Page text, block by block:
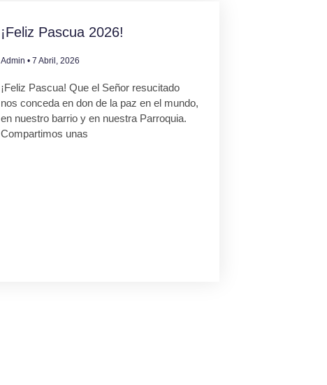
¡Feliz Pascua 2026!
Admin 7 Abril, 2026
¡Feliz Pascua! Que el Señor resucitado
nos conceda en don de la paz en el mundo,
en nuestro barrio y en nuestra Parroquia.
Compartimos unas